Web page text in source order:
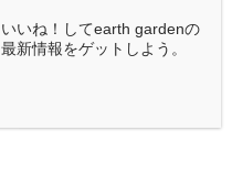
いいね！してearth gardenの
最新情報をゲットしよう。